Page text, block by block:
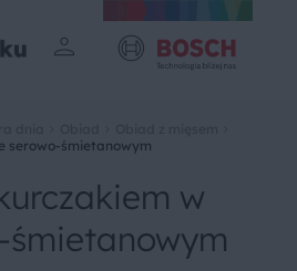
serowo-śmietanowym
w
śmietanowym